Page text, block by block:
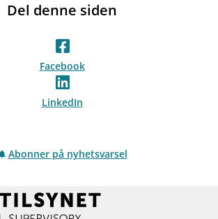
Del denne siden
Facebook
LinkedIn
Abonner på nyhetsvarsel